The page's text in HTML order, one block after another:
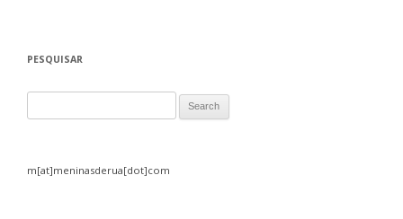
PESQUISAR
m[at]meninasderua[dot]com